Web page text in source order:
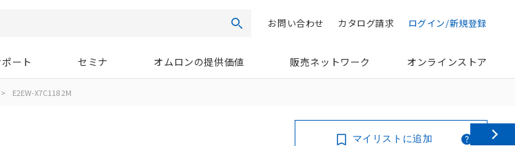
検索 ログイン/新規登録
カタログ請求
お問い合わせ
ート セミナ オムロンの提供価値 販売ネットワーク オンラインストア
> E2EW-X7C118 2M
マイリストに追加